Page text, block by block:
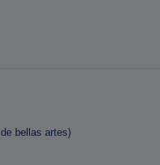
bellas artes)